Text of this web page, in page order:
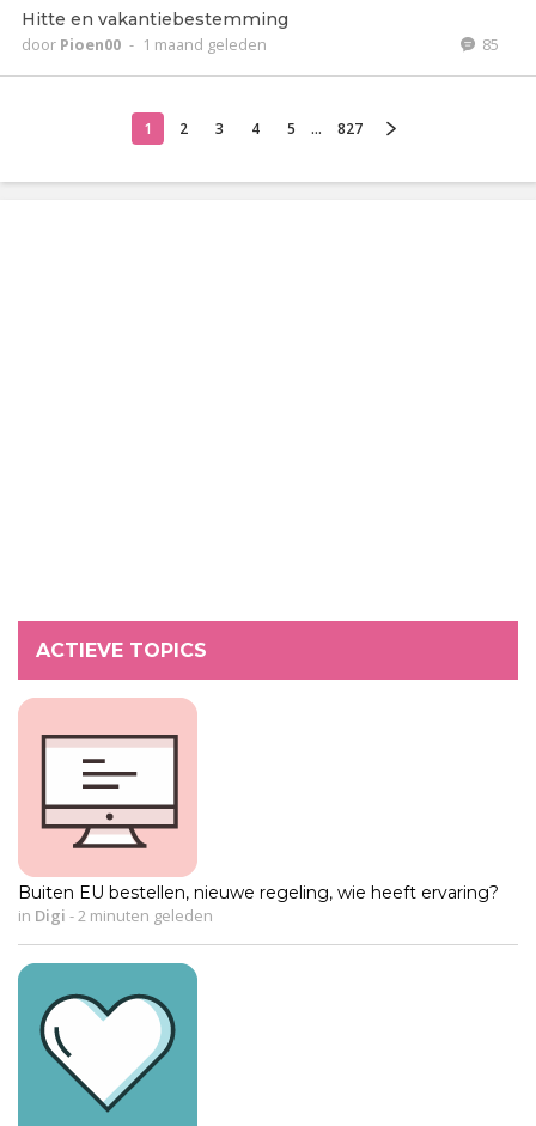
Hitte en vakantiebestemming
door Pioen00 - 1 maand geleden 85
1 2 3 4 5 ... 827
ACTIEVE TOPICS
Buiten EU bestellen, nieuwe regeling, wie heeft ervaring?
in Digi - 2 minuten geleden